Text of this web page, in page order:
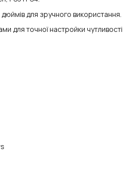
дюймів для зручного використання.
для точної настройки чутливості